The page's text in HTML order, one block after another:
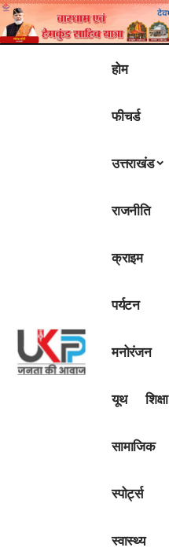
होम
फीचर्ड
उत्तराखंड
राजनीति
क्राइम
पर्यटन
मनोरंजन
यूथ शिक्षा
सामाजिक
स्पोर्ट्स
स्वास्थ्य